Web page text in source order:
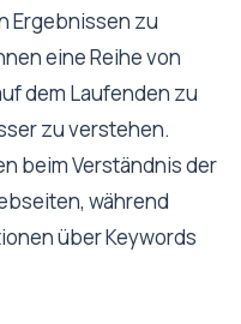
Ergebnissen zu
eine Reihe von
dem Laufenden zu
zu verstehen.
beim Verständnis der
während
über Keywords